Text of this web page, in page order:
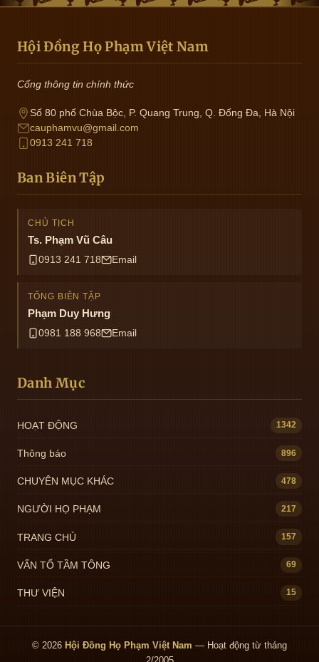
Hội Đồng Họ Phạm Việt Nam
Cổng thông tin chính thức
Số 80 phố Chùa Bộc, P. Quang Trung, Q. Đống Đa, Hà Nội
cauphamvu@gmail.com
0913 241 718
Ban Biên Tập
CHỦ TỊCH
Ts. Phạm Vũ Câu
0913 241 718 Email
TỔNG BIÊN TẬP
Phạm Duy Hưng
0981 188 968 Email
Danh Mục
HOẠT ĐỘNG 1342
Thông báo 896
CHUYÊN MỤC KHÁC 478
NGƯỜI HỌ PHẠM 217
TRANG CHỦ 157
VẤN TỔ TẦM TÔNG 69
THƯ VIỆN 15
© 2026 Hội Đồng Họ Phạm Việt Nam — Hoạt động từ tháng